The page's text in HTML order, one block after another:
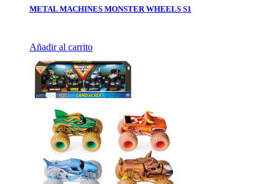
METAL MACHINES MONSTER WHEELS S1
Añadir al carrito